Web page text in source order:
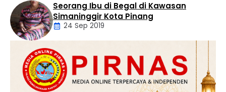
Artikel
Daerah
Hukum
Kriminal
Labusel
Seorang Ibu di Begal di Kawasan
Simaninggir Kota Pinang
24 Sep 2019